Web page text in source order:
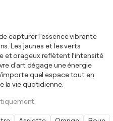
capturer l’essence vibrante
Les jaunes et les verts
et orageux reflètent l’intensité
d'art dégage une énergie
quel espace tout en
la vie quotidienne.